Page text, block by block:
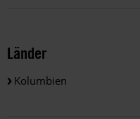
Länder
Kolumbien